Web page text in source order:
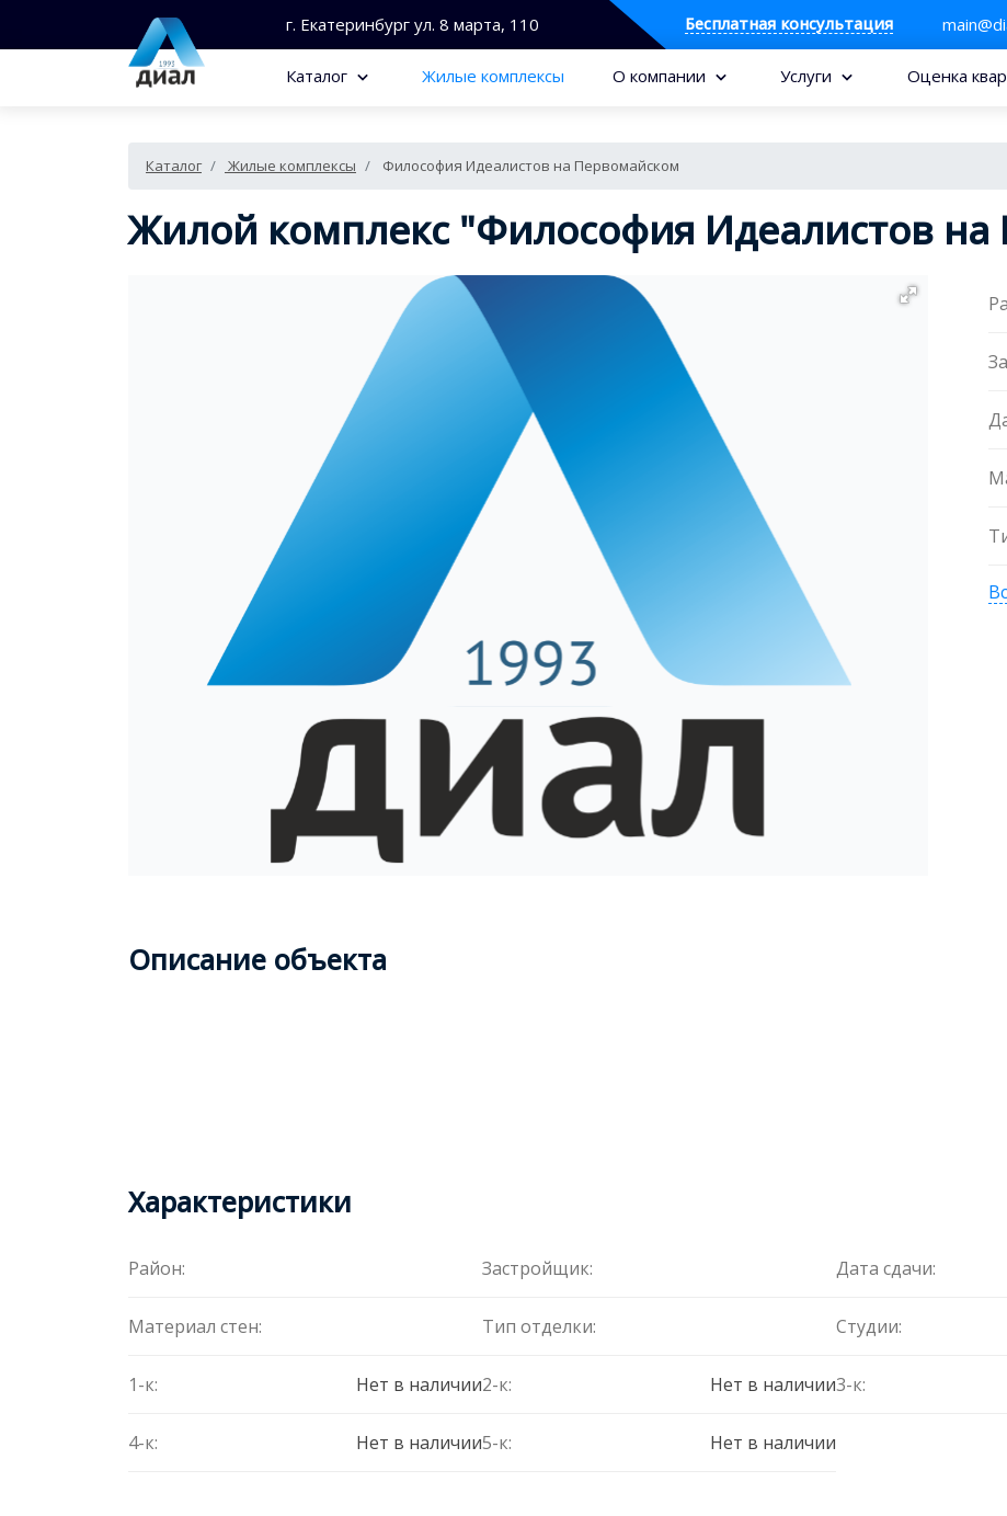
г. Екатеринбург ул. 8 марта, 110 Бесплатная консультация
Каталог Жилые комплексы О компании Услуги Оценка
Каталог Жилые комплексы Философия Идеалистов на Первомайском
Жилой комплекс "Философия Идеалистов
Описание объекта
Характеристики
Район: Застройщик: Дата сдачи:
Материал стен: Тип отделки: Студии:
1-к: Нет в наличии2-к: Нет в наличии3-к:
4-к: Нет в наличии5-к: Нет в наличии